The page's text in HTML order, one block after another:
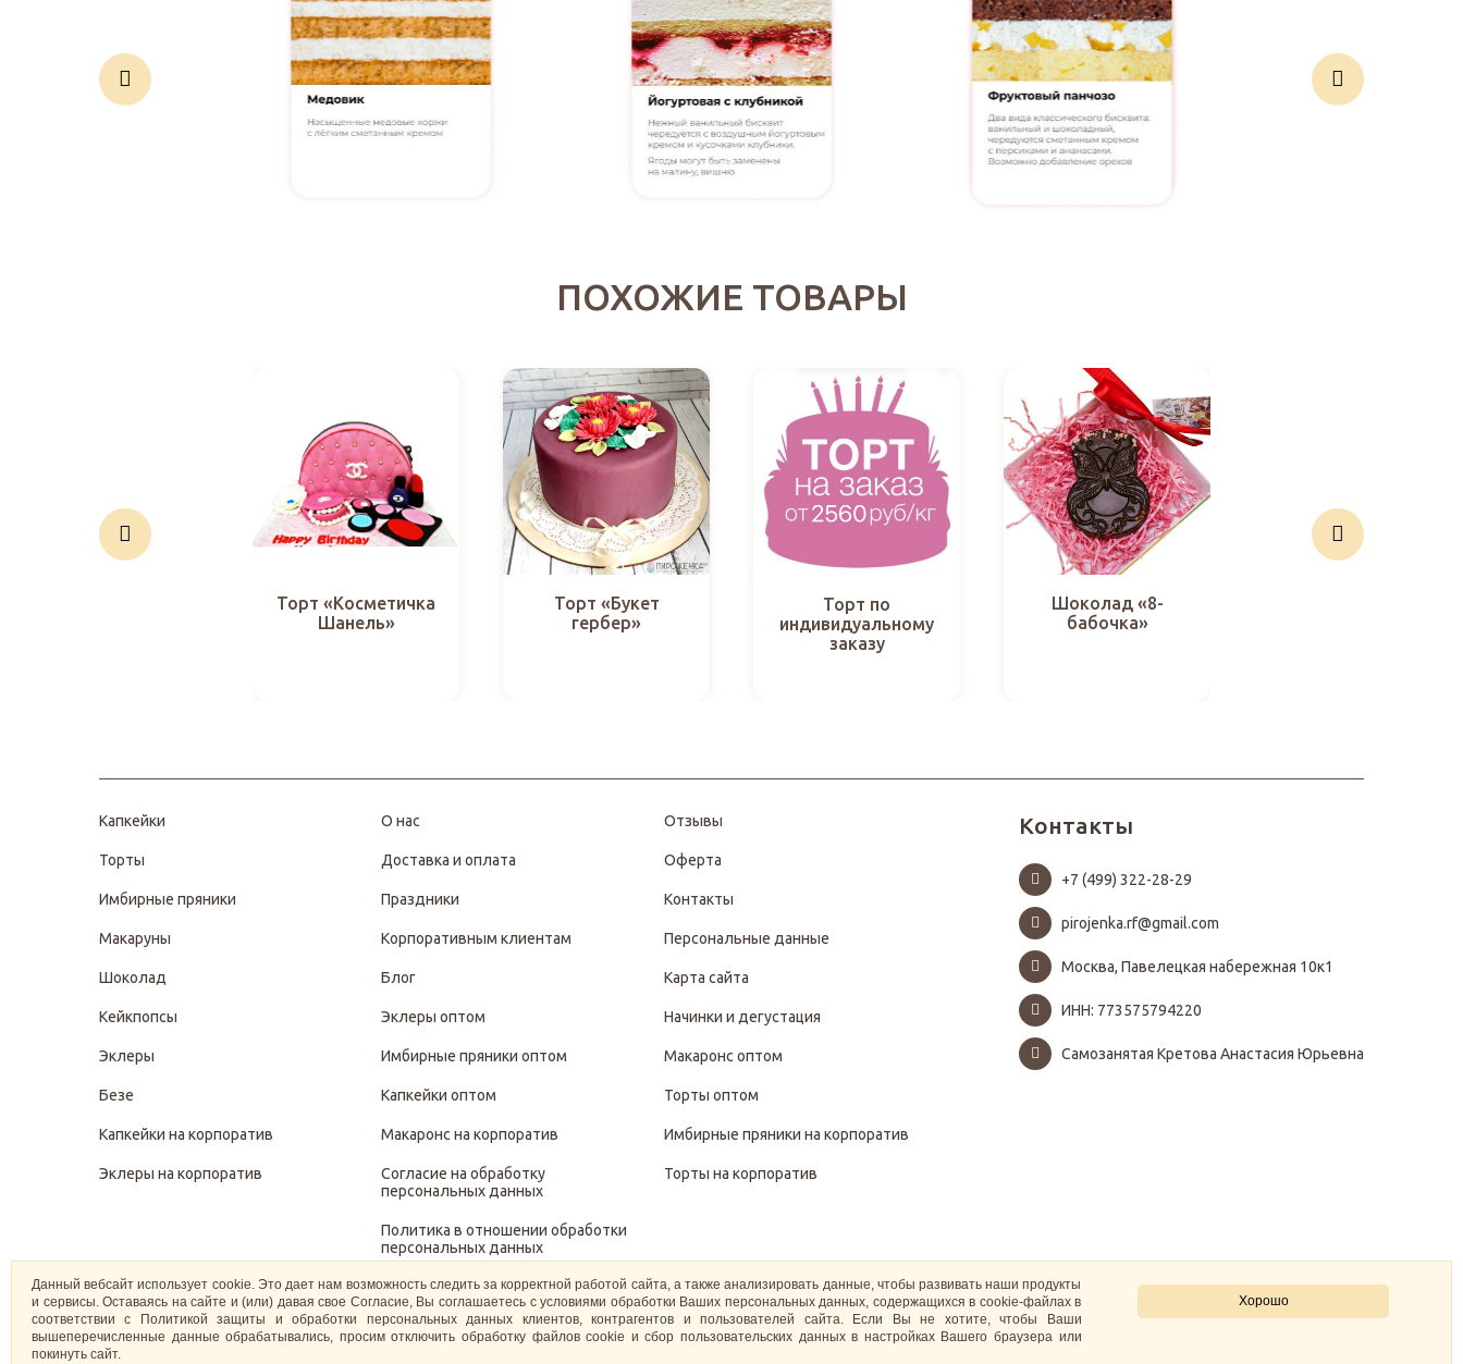
ПОХОЖИЕ ТОВАРЫ
Торт «Косметичка
Шанель»
Торт «Букет
гербер»
Торт по
индивидуальному
заказу
Шоколад «8-
бабочка»
Капкейки
Торты
Имбирные пряники
Макаруны
Шоколад
Кейкпопсы
Эклеры
Безе
Капкейки на корпоратив
Эклеры на корпоратив
О нас
Доставка и оплата
Праздники
Корпоративным клиентам
Блог
Эклеры оптом
Имбирные пряники оптом
Капкейки оптом
Макаронс на корпоратив
Согласие на обработку
персональных данных
Политика в отношении обработки
персональных данных
Политика защиты и обработки
персональных данных
Отзывы
Оферта
Контакты
Персональные данные
Карта сайта
Начинки и дегустация
Макаронс оптом
Торты оптом
Имбирные пряники на корпоратив
Торты на корпоратив
Контакты
+7 (499) 322-28-29
pirojenka.rf@gmail.com
Москва, Павелецкая набережная 10к1
ИНН: 773575794220
Самозанятая Кретова Анастасия Юрьевна
Хорошо
Данный вебсайт использует cookie. Это дает нам возможность следить за корректной работой сайта, а также анализировать данные, чтобы развивать наши продукты
и сервисы. Оставаясь на сайте и (или) давая свое Согласие, Вы соглашаетесь с условиями обработки Ваших персональных данных, содержащихся в cookie-файлах в
соответствии с Политикой защиты и обработки персональных данных клиентов, контрагентов и пользователей сайта. Если Вы не хотите, чтобы Ваши
вышеперечисленные данные обрабатывались, просим отключить обработку файлов cookie и сбор пользовательских данных в настройках Вашего браузера или
покинуть сайт.